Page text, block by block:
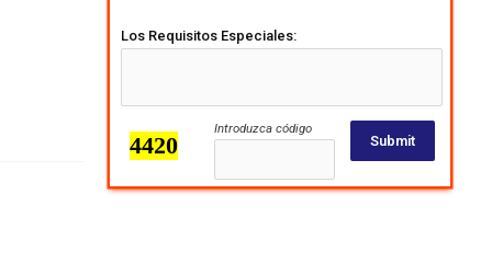
Los Requisitos Especiales:
Introduzca código
Submit